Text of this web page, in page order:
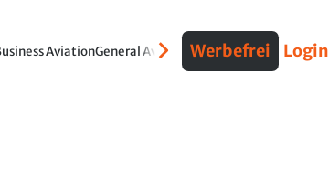
AviationGeneral AviationVerteidigungInterviews
Werbefrei Login